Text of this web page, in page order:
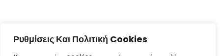
Ρυθμίσεις Και Πολιτική Cookies